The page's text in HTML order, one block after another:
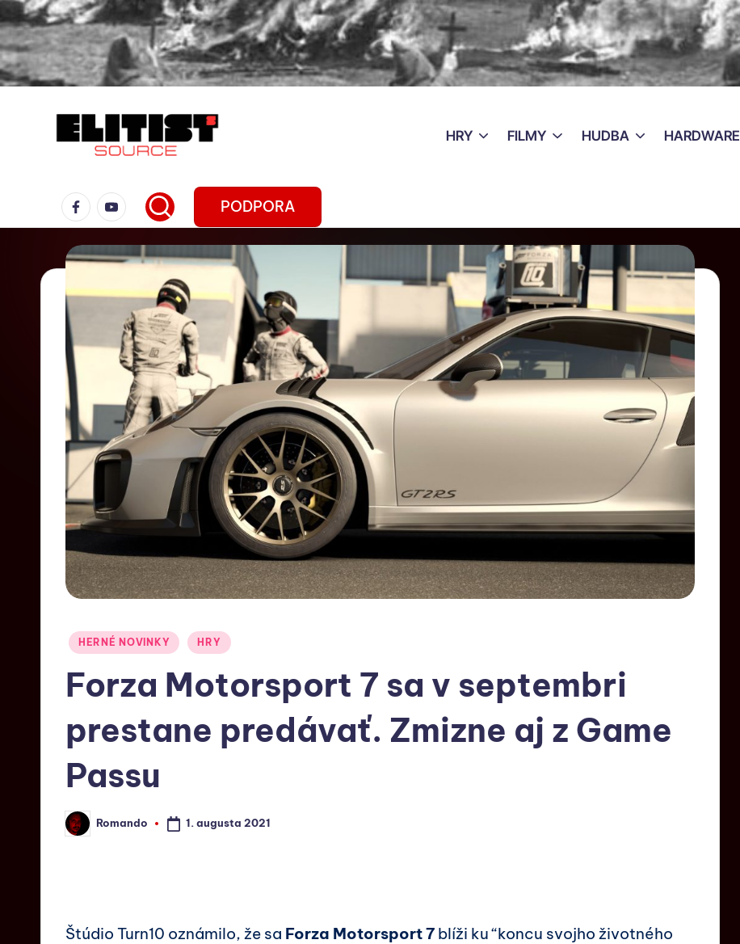
HRY FILMY HUDBA HARDWARE
PODPORA
HERNÉ NOVINKY HRY
Forza Motorsport 7 sa v septembri
prestane predávať. Zmizne aj z Game
Passu
Romando 1. augusta 2021
Štúdio Turn10 oznámilo, že sa Forza Motorsport 7 blíži ku “koncu svojho životného